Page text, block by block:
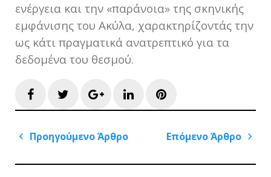
ενέργεια και την «παράνοια» της σκηνικής
εμφάνισης του Ακύλα, χαρακτηρίζοντάς την
ως κάτι πραγματικά ανατρεπτικό για τα
δεδομένα του θεσμού.
FacebookTwitterGoogle+LinkedInPinterest
Πλοήγηση
Προηγούμενο Άρθρο
Επόμενο Άρθρο